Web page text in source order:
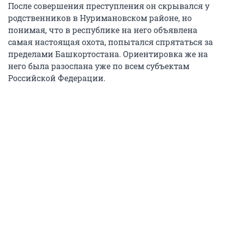
После совершения преступления он скрывался у
родственников в Нуримановском районе, но
понимая, что в республике на него объявлена
самая настоящая охота, попытался спрятаться за
пределами Башкортостана. Ориентировка же на
него была разослана уже по всем субъектам
Российской Федерации.